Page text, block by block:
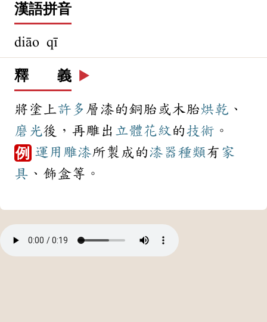
漢語拼音
diāo qī
釋 義 ▶️
將塗上許多 層漆的銅胎或木胎烘乾 、
磨光後，再雕出 立體花紋 的技術 。
例 運用 雕漆所製成的 漆器 種類有 家
具 、飾盒等。